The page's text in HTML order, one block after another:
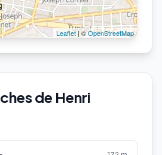
Leaflet| ©OpenStreetMap
de Henri